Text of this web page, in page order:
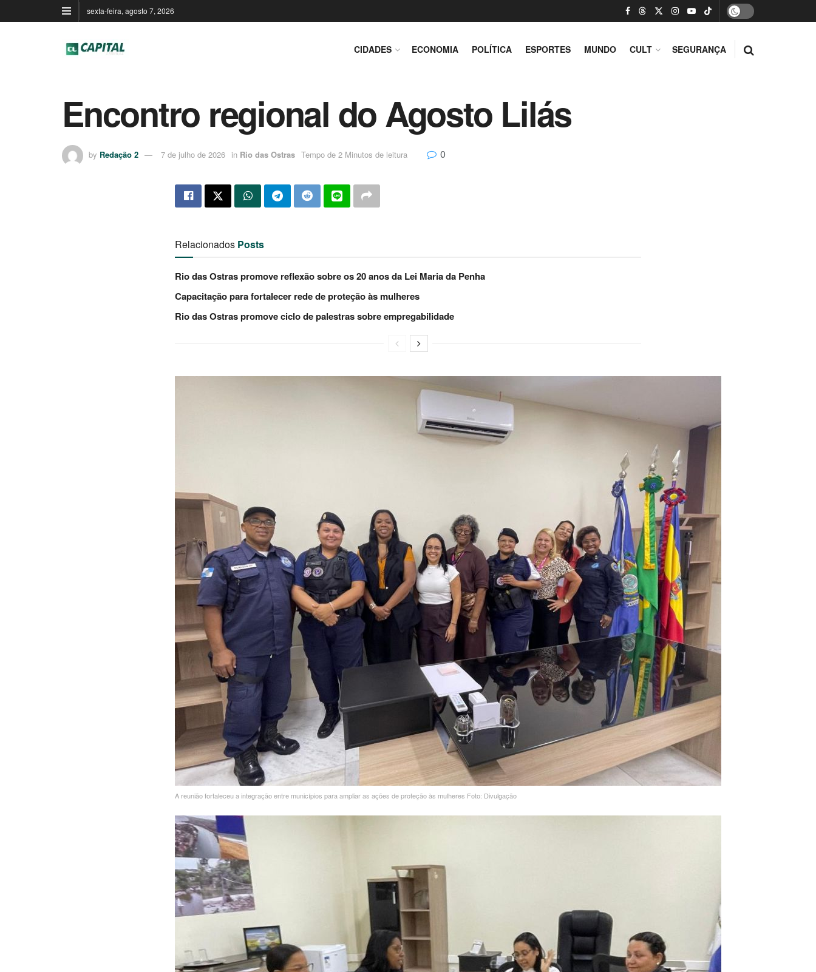
sexta-feira, agosto 7, 2026
CIDADES ECONOMIA POLÍTICA ESPORTES MUNDO CULT SEGURANÇA
Encontro regional do Agosto Lilás
by Redação 2 7 de julho de 2026 in Rio das Ostras Tempo de 2 Minutos de leitura 0
Relacionados Posts
Rio das Ostras promove reflexão sobre os 20 anos da Lei Maria da Penha
Capacitação para fortalecer rede de proteção às mulheres
Rio das Ostras promove ciclo de palestras sobre empregabilidade
A reunião fortaleceu a integração entre municípios para ampliar as ações de proteção às mulheres Foto: Divulgação